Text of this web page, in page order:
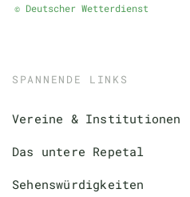
© Deutscher Wetterdienst
SPANNENDE LINKS
Vereine & Institutionen
Das untere Repetal
Sehenswürdigkeiten